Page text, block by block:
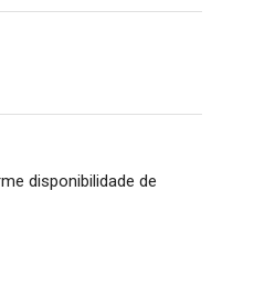
disponibilidade de